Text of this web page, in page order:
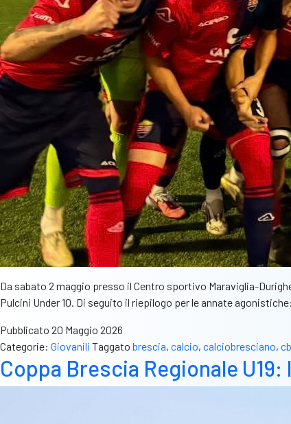
Da sabato 2 maggio presso il Centro sportivo Maraviglia-
Pulcini Under 10. Di seguito il riepilogo per le annate
Pubblicato 20 Maggio 2026
Categorie: Giovanili Taggato brescia, calcio, calciobresciano,
Coppa Brescia Regionale